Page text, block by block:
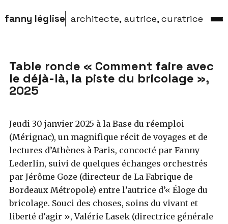
fanny léglise architecte, autrice, curatrice
Table ronde « Comment faire avec
le déjà-là, la piste du bricolage »,
2025
Jeudi 30 janvier 2025 à la Base du réemploi
(Mérignac), un magnifique récit de voyages et de
lectures d’Athènes à Paris, concocté par Fanny
Lederlin, suivi de quelques échanges orchestrés
par Jérôme Goze (directeur de La Fabrique de
Bordeaux Métropole) entre l’autrice d’« Éloge du
bricolage. Souci des choses, soins du vivant et
liberté d’agir », Valérie Lasek (directrice générale